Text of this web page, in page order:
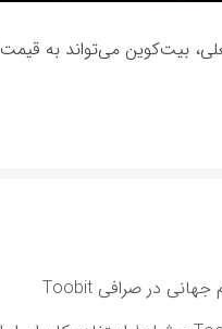
به قیمت 500،000 دلار برسد.